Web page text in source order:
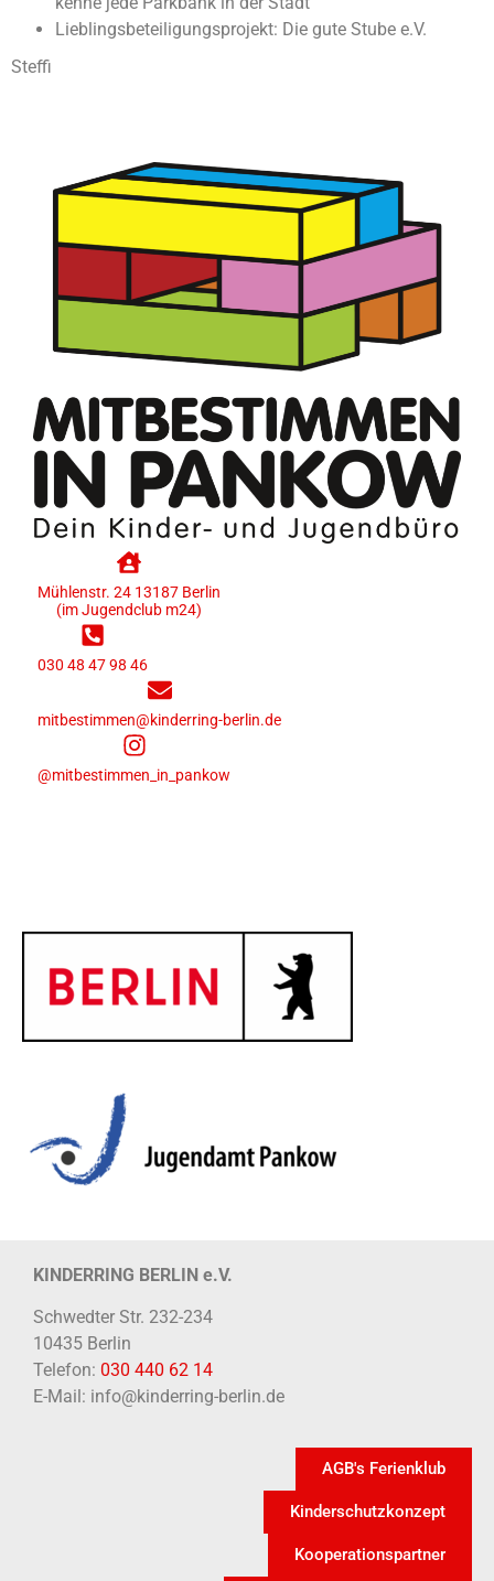
Lieblingsbeteiligungsprojekt: Die gute Stube e.V.
Steffi
Mühlenstr. 24 13187 Berlin
(im Jugendclub m24)
030 48 47 98 46
mitbestimmen@kinderring-berlin.de
@mitbestimmen_in_pankow
KINDERRING BERLIN e.V.
Schwedter Str. 232-234
10435 Berlin
Telefon: 030 440 62 14
E-Mail: info@kinderring-berlin.de
AGB's Ferienklub
Kinderschutzkonzept
Kooperationspartner